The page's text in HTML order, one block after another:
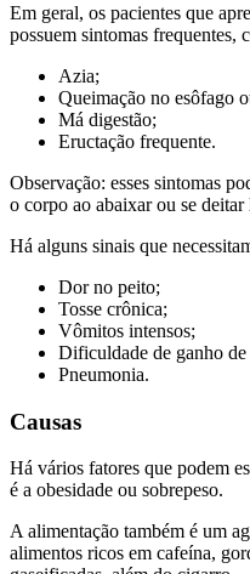
Em geral, os pacientes que
possuem sintomas frequentes,
Azia;
Queimação no esôfago
Má digestão;
Eructação frequente.
Observação: esses sintomas
o corpo ao abaixar ou se
Há alguns sinais que
Dor no peito;
Tosse crônica;
Vômitos intensos;
Dificuldade de ganho de
Pneumonia.
Causas
Há vários fatores que podem
é a obesidade ou sobrepeso.
A alimentação também é um
alimentos ricos em cafeína,